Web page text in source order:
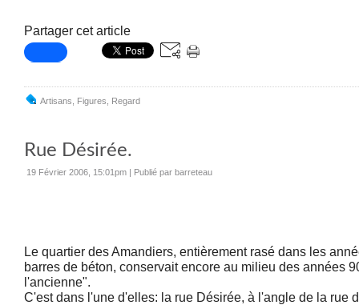
Partager cet article
Artisans Figures Regard
Rue Désirée.
19 Février 2006, 15:01pm | Publié par barreteau
Le quartier des Amandiers, entièrement rasé dans les
barres de béton, conservait encore au milieu des années
l'ancienne".
C'est dans l'une d'elles: la rue Désirée, à l'angle de la rue